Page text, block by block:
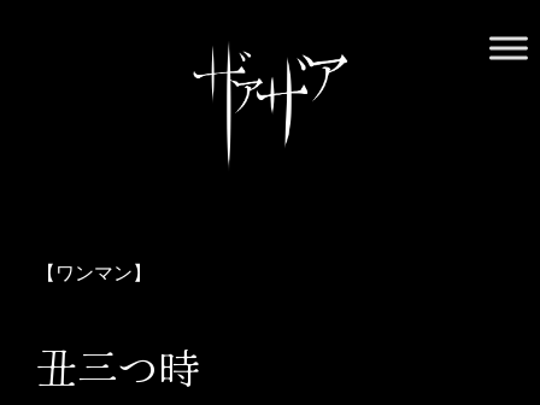
正しくお付き合いください
【ワンマン】
丑三つ時